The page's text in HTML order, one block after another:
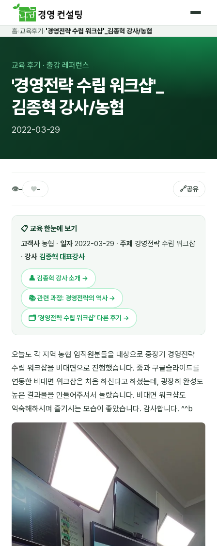
홈
커리큘럼
🛡️ 법정 의무교육 4종
🤖 AI · IT 교육
🧭 경영전략 · 트렌드 8
🎓 강사육성 · 교수법
🏭 산업 특화
💻 IT · 디지털
🎬 영상 · 콘텐츠
📊 프레젠테이션 · 기획
🚀 창업 · 커리어 13
🗣️ 외국어 강의
👥 리더십 · 조직 14
📚 인문학 · 교양
🤲 협력강사 과정 15
📈 B2B 마케팅
🧭 기획·전략
강사
홈›교육후기 ›'경영전략 수립 워크샵'_김종혁 강사/농협
교육 후기 · 출강 레퍼런스
'경영전략 수립 워크샵'_
김종혁 강사/농협
2022-03-29
👁– ♥– 🔗공유
📋 교육 한눈에 보기
고객사 농협 · 일자 2022-03-29 · 주제 경영전략 수립 워크샵
· 강사 김종혁 대표강사
👤 김종혁 강사 소개 →
📚 관련 과정: 경영전략의 역사 →
🗂 ‘경영전략 수립 워크샵’ 다른 후기 →
오늘도 각 지역 농협 임직원분들을 대상으로 중장기 경영전략
수립 워크샵을 비대면으로 진행했습니다. 줌과 구글슬라이드를
연동한 비대면 워크샵은 처음 하신다고 하셨는데, 굉장히 완성도
높은 결과물을 만들어주셔서 놀랐습니다. 비대면 워크샵도
익숙해하시며 즐기시는 모습이 좋았습니다. 감사합니다. ^^b